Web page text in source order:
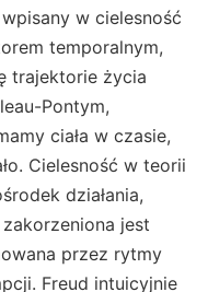
w cielesność
temporalnym,
trajektorie życia
Pontym,
ciała w czasie,
Cielesność w teorii
działania,
jest
przez rytmy
Freud intuicyjnie